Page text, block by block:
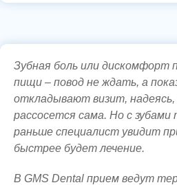
Зубная боль или дискомфорт
пищи – повод не ждать, а
откладывают визит,
рассосется сама. Но с
раньше специалист увидит
быстрее будет лечение.
В GMS Dental прием ведут